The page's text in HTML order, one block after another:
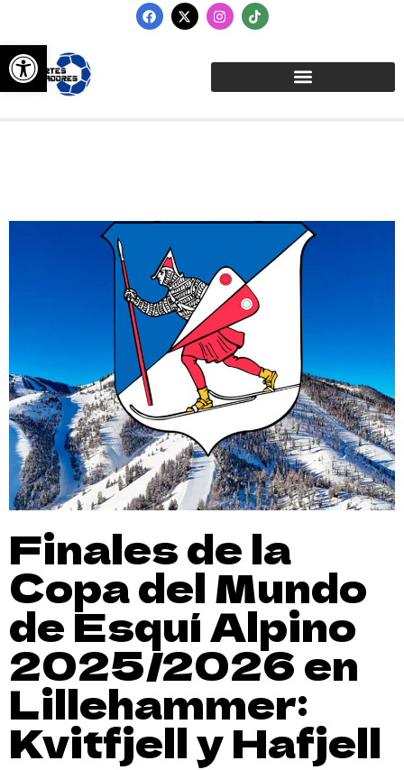
Abrir barra de herramientas
Finales de la
Copa del Mundo
de Esquí Alpino
2025/2026 en
Lillehammer:
Kvitfjell y Hafjell